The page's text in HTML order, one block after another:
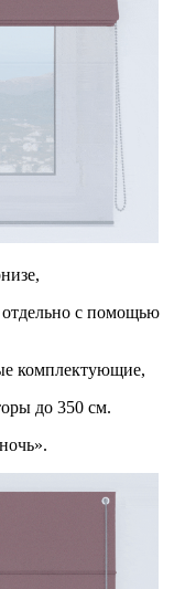
с помощью
комплектующие,
до 350 см.